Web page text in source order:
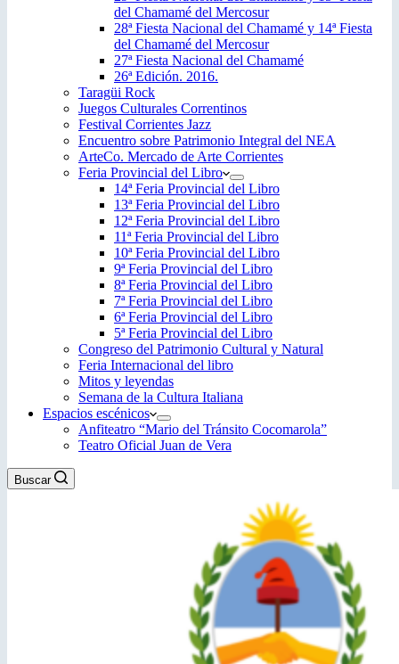
del Chamamé del Mercosur
28ª Fiesta Nacional del Chamamé y 14ª Fiesta
del Chamamé del Mercosur
27ª Fiesta Nacional del Chamamé
26ª Edición. 2016.
Taragüi Rock
Juegos Culturales Correntinos
Festival Corrientes Jazz
Encuentro sobre Patrimonio Integral del NEA
ArteCo. Mercado de Arte Corrientes
Feria Provincial del Libro
14ª Feria Provincial del Libro
13ª Feria Provincial del Libro
12ª Feria Provincial del Libro
11ª Feria Provincial del Libro
10ª Feria Provincial del Libro
9ª Feria Provincial del Libro
8ª Feria Provincial del Libro
7ª Feria Provincial del Libro
6ª Feria Provincial del Libro
5ª Feria Provincial del Libro
Congreso del Patrimonio Cultural y Natural
Feria Internacional del libro
Mitos y leyendas
Semana de la Cultura Italiana
Espacios escénicos
Anfiteatro “Mario del Tránsito Cocomarola”
Teatro Oficial Juan de Vera
Buscar